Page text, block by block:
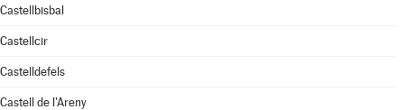
Castellbisbal
Castellcir
Castelldefels
Castell de l'Areny